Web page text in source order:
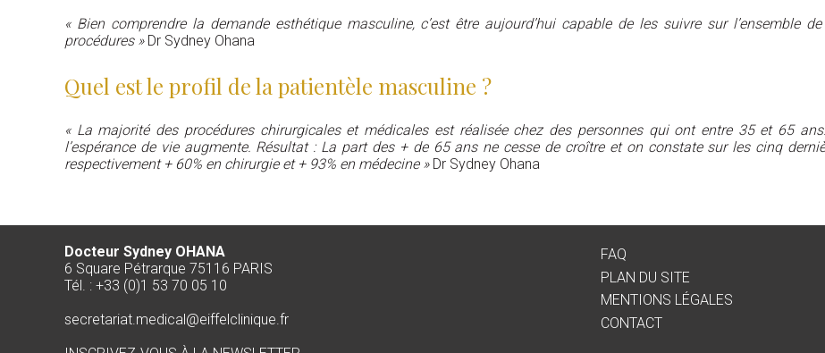
« Bien comprendre la demande esthétique masculine, c’est être aujourd’hui capable de les suivre sur l’ensemble
procédures »Dr Sydney Ohana
Quel est le profil de la patientèle masculine ?
« La majorité des procédures chirurgicales et médicales est réalisée chez des personnes qui ont entre 35 et 65
l’espérance de vie augmente. Résultat : La part des + de 65 ans ne cesse de croître et on constate sur les cinq
respectivement + 60% en chirurgie et + 93% en médecine »Dr Sydney Ohana
Docteur Sydney OHANA
6 Square Pétrarque 75116 PARIS
Tél. : +33 (0)1 53 70 05 10
secretariat.medical@eiffelclinique.fr
FAQ
PLAN DU SITE
MENTIONS LÉGALES
CONTACT